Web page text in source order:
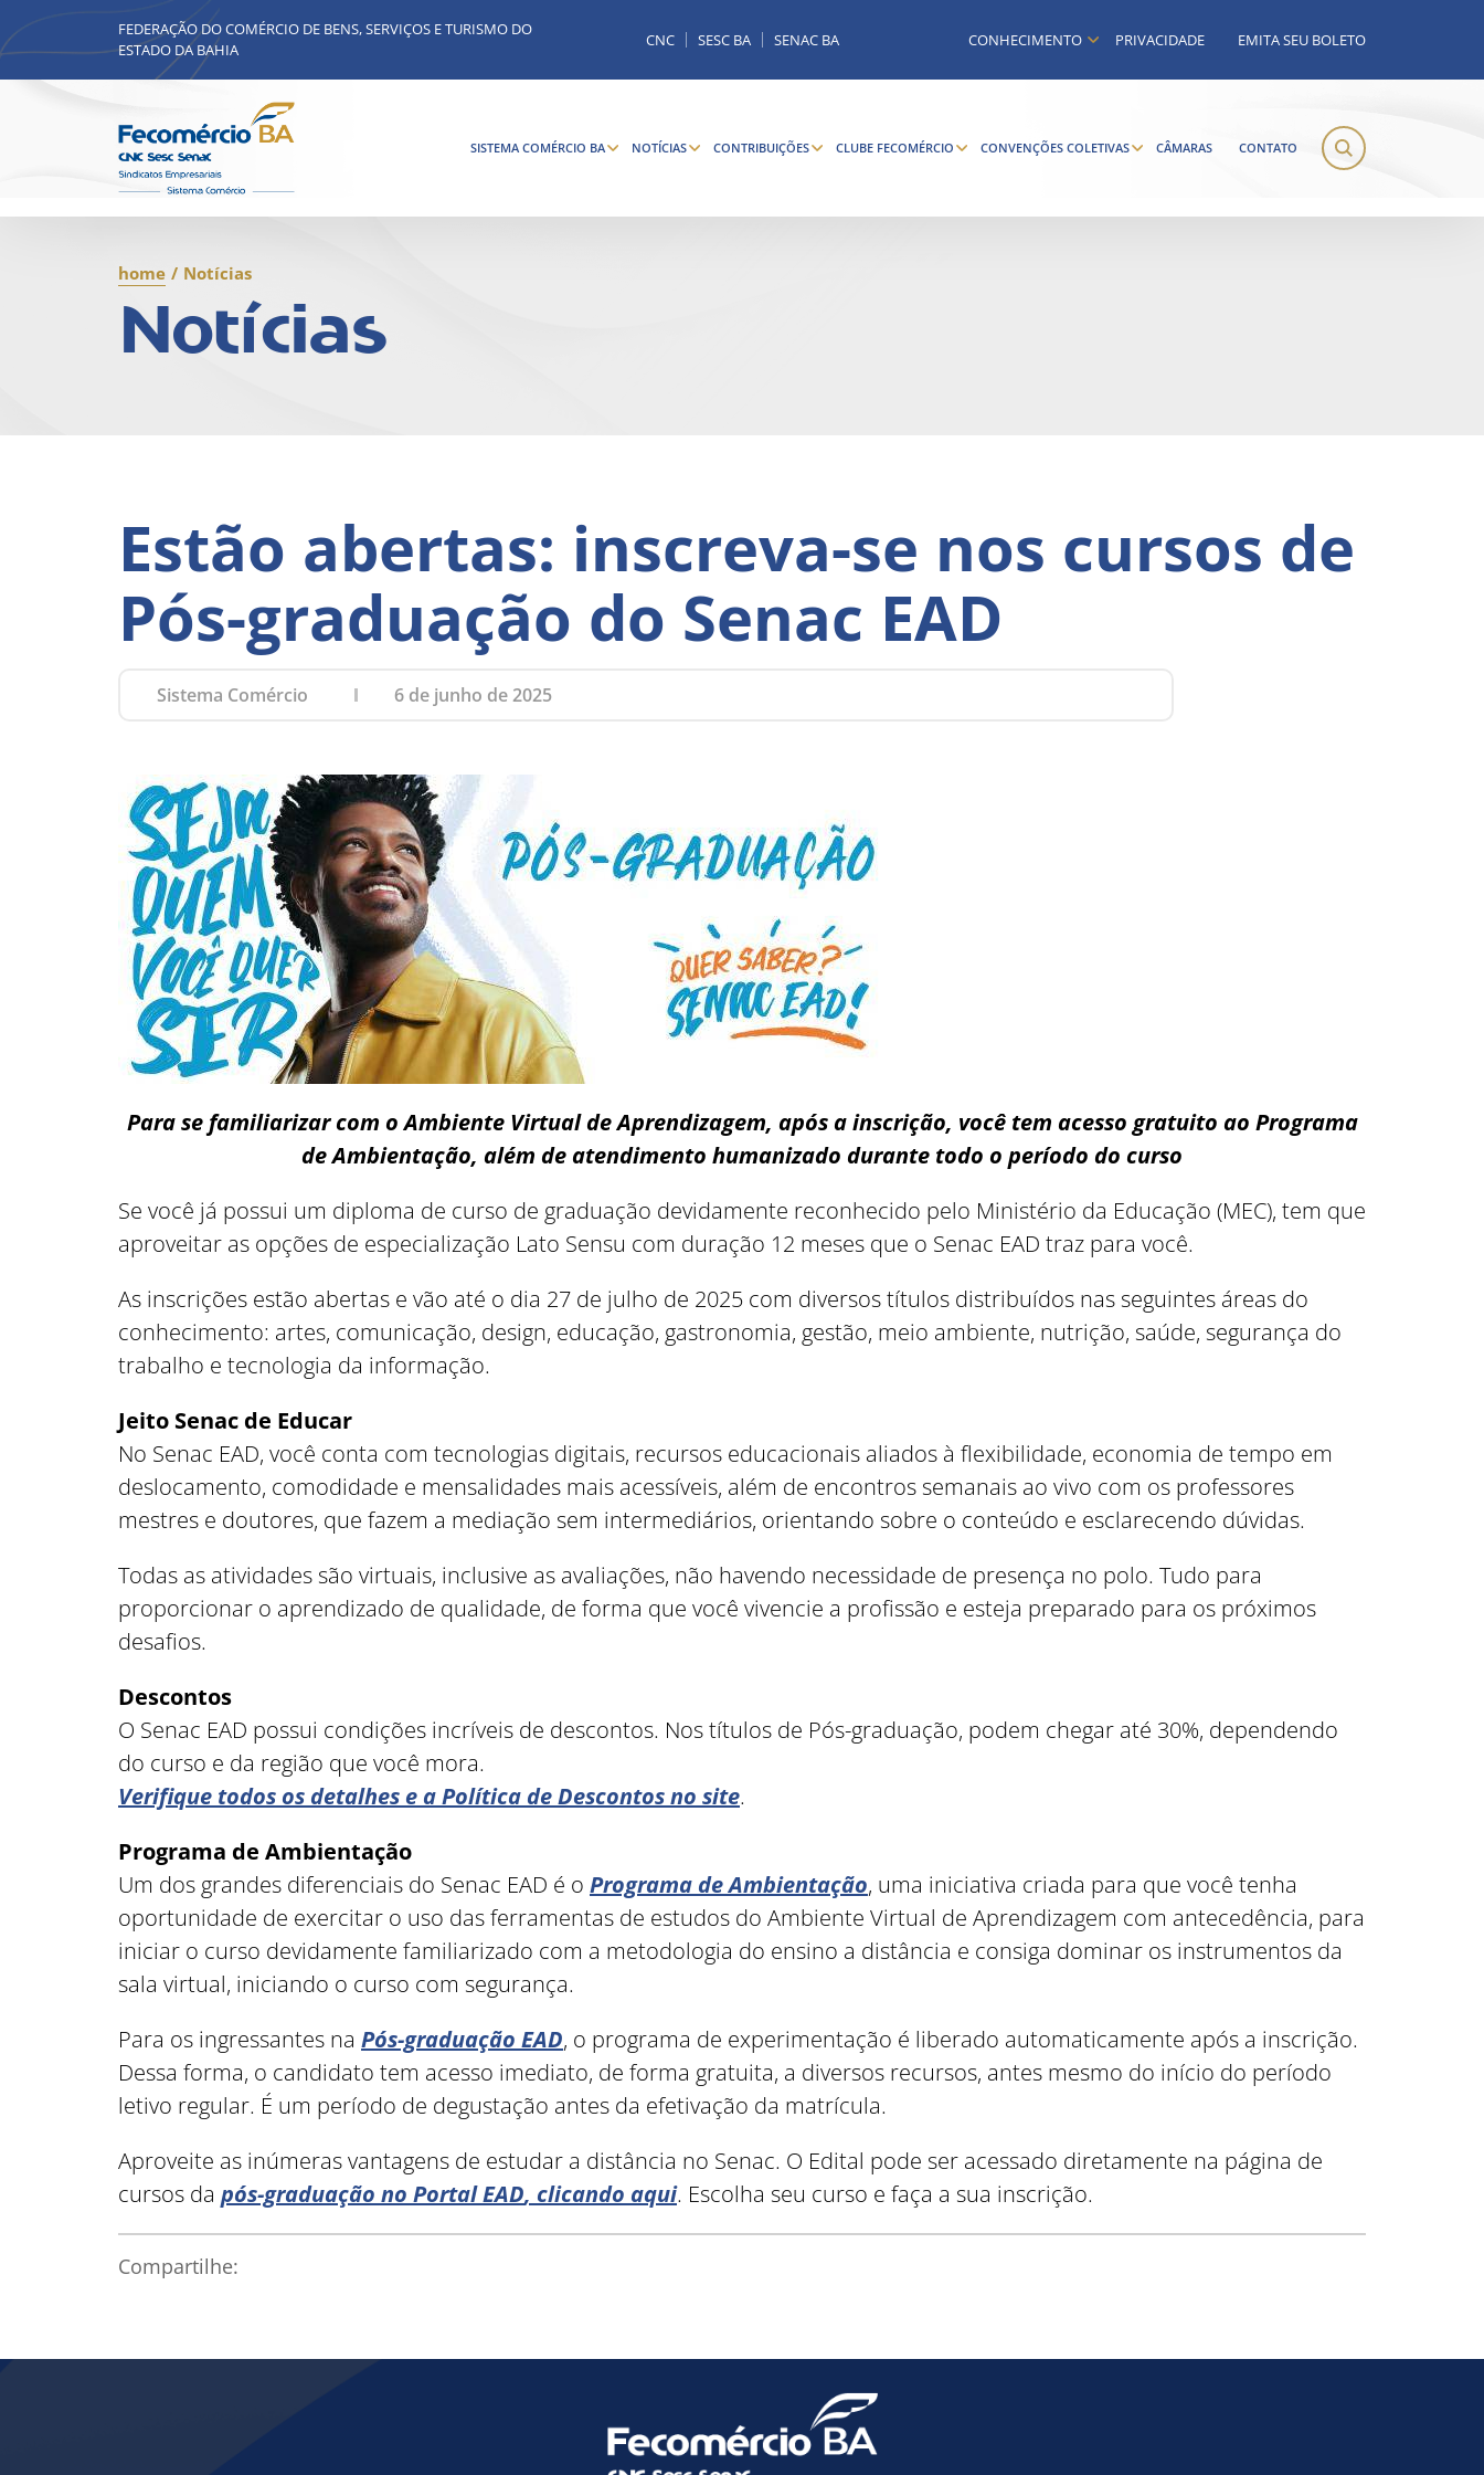
FEDERAÇÃO DO COMÉRCIO DE BENS, SERVIÇOS E TURISMO DO
ESTADO DA BAHIA
CNC SESC BA SENAC BA CONHECIMENTO PRIVACIDADE EMITA SEU BOLETO
SISTEMA COMÉRCIO BA NOTÍCIAS CONTRIBUIÇÕES CLUBE FECOMÉRCIO CONVENÇÕES COLETIVAS CÂMARAS CONTATO
Como utilizar
home / Notícias
Notícias
Estão abertas: inscreva-se nos cursos de
Pós-graduação do Senac EAD
Sistema Comércio 6 de junho de 2025
Para se familiarizar com o Ambiente Virtual de Aprendizagem, após a inscrição, você tem acesso gratuito ao Programa
de Ambientação, além de atendimento humanizado durante todo o período do curso
Se você já possui um diploma de curso de graduação devidamente reconhecido pelo Ministério da Educação (MEC), tem que
aproveitar as opções de especialização Lato Sensu com duração 12 meses que o Senac EAD traz para você.
As inscrições estão abertas e vão até o dia 27 de julho de 2025 com diversos títulos distribuídos nas seguintes áreas do
conhecimento: artes, comunicação, design, educação, gastronomia, gestão, meio ambiente, nutrição, saúde, segurança do
trabalho e tecnologia da informação.
Jeito Senac de Educar
No Senac EAD, você conta com tecnologias digitais, recursos educacionais aliados à flexibilidade, economia de tempo em
deslocamento, comodidade e mensalidades mais acessíveis, além de encontros semanais ao vivo com os professores
mestres e doutores, que fazem a mediação sem intermediários, orientando sobre o conteúdo e esclarecendo dúvidas.
Todas as atividades são virtuais, inclusive as avaliações, não havendo necessidade de presença no polo. Tudo para
proporcionar o aprendizado de qualidade, de forma que você vivencie a profissão e esteja preparado para os próximos
desafios.
Descontos
O Senac EAD possui condições incríveis de descontos. Nos títulos de Pós-graduação, podem chegar até 30%, dependendo
do curso e da região que você mora.
Verifique todos os detalhes e a Política de Descontos no site.
Programa de Ambientação
Um dos grandes diferenciais do Senac EAD é o Programa de Ambientação, uma iniciativa criada para que você tenha
oportunidade de exercitar o uso das ferramentas de estudos do Ambiente Virtual de Aprendizagem com antecedência, para
iniciar o curso devidamente familiarizado com a metodologia do ensino a distância e consiga dominar os instrumentos da
sala virtual, iniciando o curso com segurança.
Para os ingressantes na Pós-graduação EAD, o programa de experimentação é liberado automaticamente após a inscrição.
Dessa forma, o candidato tem acesso imediato, de forma gratuita, a diversos recursos, antes mesmo do início do período
letivo regular. É um período de degustação antes da efetivação da matrícula.
Aproveite as inúmeras vantagens de estudar a distância no Senac. O Edital pode ser acessado diretamente na página de
cursos da pós-graduação no Portal EAD, clicando aqui. Escolha seu curso e faça a sua inscrição.
Compartilhe: